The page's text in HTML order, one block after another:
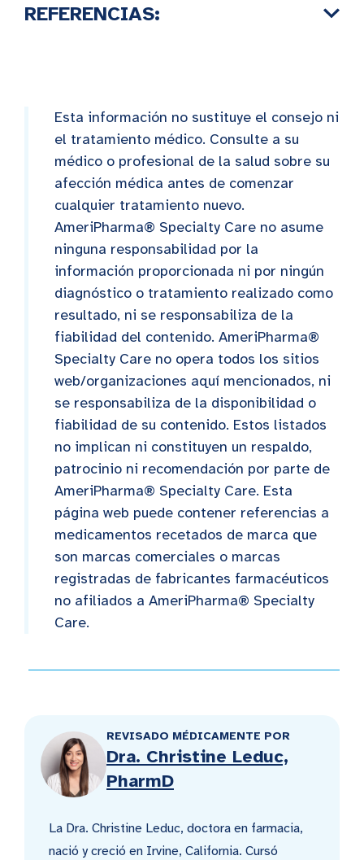
REFERENCIAS:
Esta información no sustituye el consejo ni
el tratamiento médico. Consulte a su
médico o profesional de la salud sobre su
afección médica antes de comenzar
cualquier tratamiento nuevo.
AmeriPharma® Specialty Care no asume
ninguna responsabilidad por la
información proporcionada ni por ningún
diagnóstico o tratamiento realizado como
resultado, ni se responsabiliza de la
fiabilidad del contenido. AmeriPharma®
Specialty Care no opera todos los sitios
web/organizaciones aquí mencionados, ni
se responsabiliza de la disponibilidad o
fiabilidad de su contenido. Estos listados
no implican ni constituyen un respaldo,
patrocinio ni recomendación por parte de
AmeriPharma® Specialty Care. Esta
página web puede contener referencias a
medicamentos recetados de marca que
son marcas comerciales o marcas
registradas de fabricantes farmacéuticos
no afiliados a AmeriPharma® Specialty
Care.
REVISADO MÉDICAMENTE POR
Dra. Christine Leduc,
PharmD
La Dra. Christine Leduc, doctora en farmacia,
nació y creció en Irvine, California. Cursó